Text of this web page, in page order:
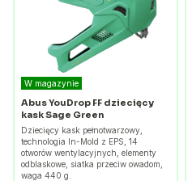
W magazynie
Abus YouDrop FF dziecięcy
kask Sage Green
Dziecięcy kask pełnotwarzowy,
technologia In-Mold z EPS, 14
otworów wentylacyjnych, elementy
odblaskowe, siatka przeciw owadom,
waga 440 g.